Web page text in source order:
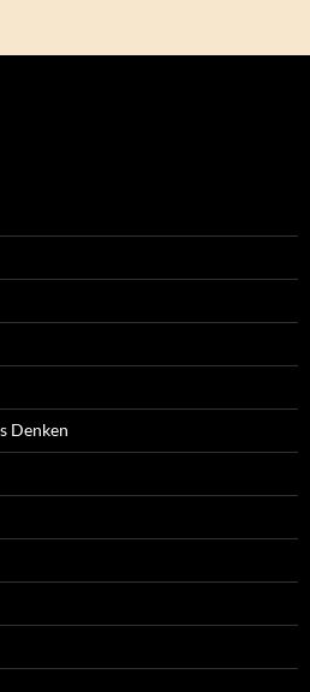
Denken